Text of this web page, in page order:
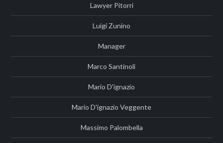
Lawyer Pitorri
Luigi Zunino
Manager
Marco Santinoli
Mario D'ignazio
Mario D'ignazio Veggente
Massimo Palombella